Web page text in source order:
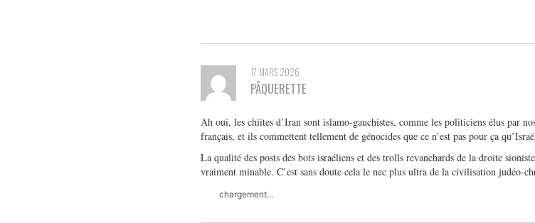
17 MARS 2026
PÂQUERETTE
Ah oui, les chiites d’Iran sont islamo-gauchistes, comme les politiciens élus par
français, et ils commettent tellement de génocides que ce n’est pas pour ça
La qualité des posts des bots israéliens et des trolls revanchards de la droite
vraiment minable. C’est sans doute cela le nec plus ultra de la civilisation judéo-
chargement…